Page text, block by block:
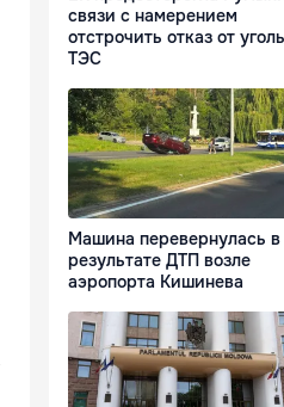
связи с намерением
отстрочить отказ от
ТЭС
Машина перевернулась в
результате ДТП возле
аэропорта Кишинева